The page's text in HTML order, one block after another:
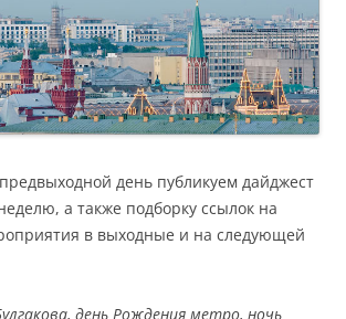
день публикуем дайджест
а также подборку ссылок на
в выходные и на следующей
день Рождения метро, ночь